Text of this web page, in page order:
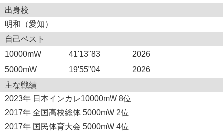
出身校
明和（愛知）
自己ベスト
10000mW
41'13"83
2026
5000mW
19'55"04
2026
主な戦績
2023年 日本インカレ10000mW 8位
2017年 全国高校総体 5000mW 2位
2017年 国民体育大会 5000mW 4位